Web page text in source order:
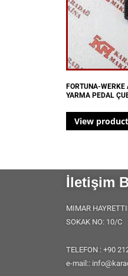
FORTUNA-
YARMA PEDAL
View
İletişim
MIMAR
SOKAK NO: 10/C
TELEFON : +90
e-mail::